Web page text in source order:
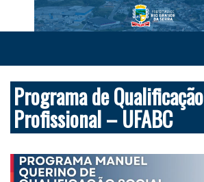
Programa de Qualificação
Profissional – UFABC